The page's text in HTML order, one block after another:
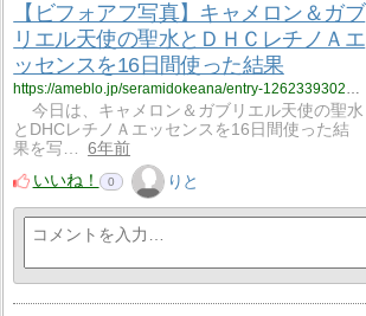
【ビフォアフ写真】キャメロン＆ガブ
リエル天使の聖水とＤＨＣレチノＡエ
ッセンスを16日間使った結果
https://ameblo.jp/seramidokeana/entry-12623393026.html
今日は、キャメロン＆ガブリエル天使の聖水
とDHCレチノＡエッセンスを16日間使った結
果を写…
6年前
いいね！
0 りと